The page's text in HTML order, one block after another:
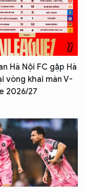
Hà Nội FC gặp Hà
vòng khai màn V-
2026/27